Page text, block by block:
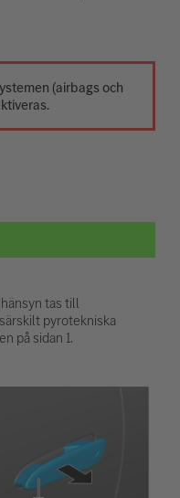
(airbags och
tas till
pyrotekniska
på sidan 1.